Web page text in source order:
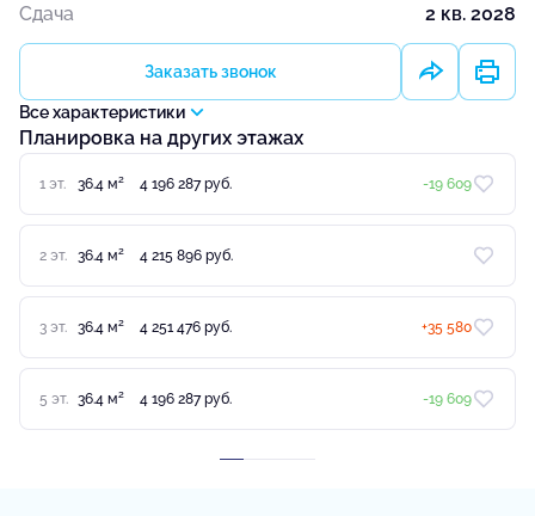
Сдача 2 кв. 2028
Заказать звонок
Все характеристики
Планировка на других этажах
1 эт. 36.4 м2 4 196 287 руб. -19 609
2 эт. 36.4 м2 4 215 896 руб.
3 эт. 36.4 м2 4 251 476 руб. +35 580
5 эт. 36.4 м2 4 196 287 руб. -19 609